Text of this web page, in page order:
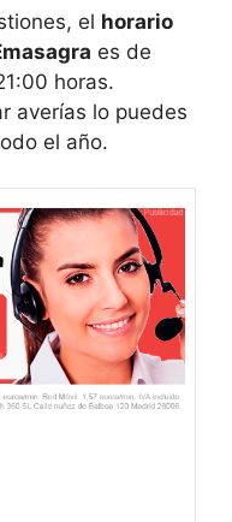
el horario
es de
horas.
averías lo puedes
el año.